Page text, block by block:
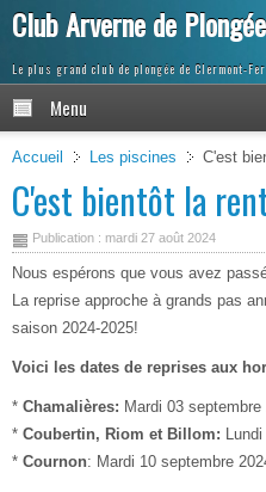
Club Arverne de Plongée
Le plus grand club de plongée de Clermont-
Menu
Accueil Les piscines C'est
C'est bientôt la
Publication : mardi 27 août 2024
Nous espérons que vous avez
La reprise approche à grands pas
saison 2024-2025!
Voici les dates de reprises aux
* Chamalières: Mardi 03 septembre
* Coubertin, Riom et Billom:
* Cournon: Mardi 10 septembre